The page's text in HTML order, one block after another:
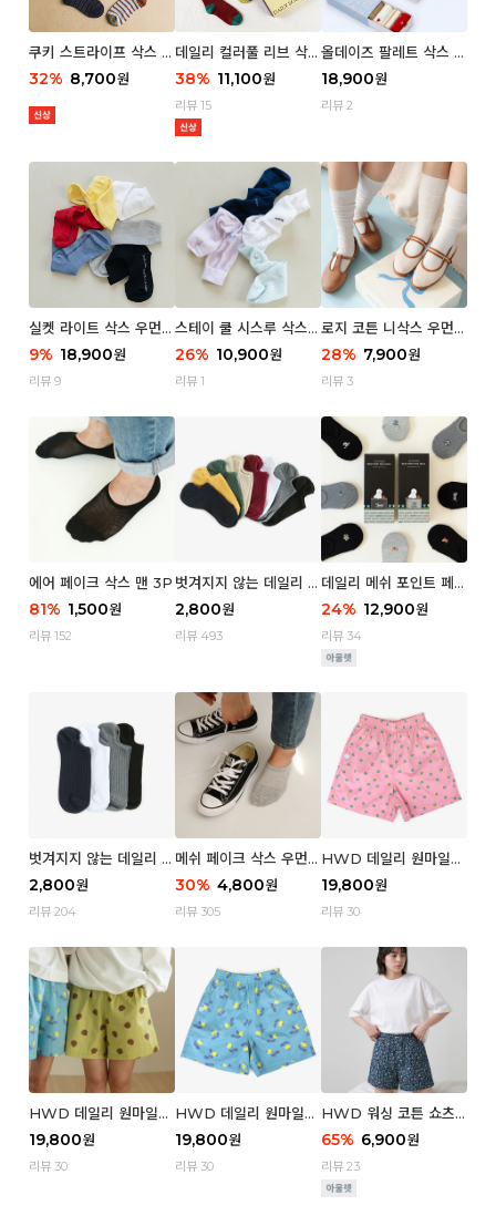
쿠키 스트라이프 삭스 우
먼 2P
32% 8,700원
데일리 컬러풀 리브 삭스
우먼 3P 세트
38% 11,100원
리뷰 15
올데이즈 팔레트 삭스 우
먼 5P
18,900원
리뷰 2
실켓 라이트 삭스 우먼 3
P
9% 18,900원
리뷰 9
스테이 쿨 시스루 삭스
우먼 2P
26% 10,900원
리뷰 1
로지 코튼 니삭스 우먼 1
P
28% 7,900원
리뷰 3
에어 페이크 삭스 맨 3P
81% 1,500원
리뷰 152
벗겨지지 않는 데일리 페
이크 삭스 (우먼)
2,800원
리뷰 493
데일리 메쉬 포인트 페이
크 삭스 우먼 4P
24% 12,900원
리뷰 34
벗겨지지 않는 데일리 페
이크 삭스 (맨)
2,800원
리뷰 204
메쉬 페이크 삭스 우먼 3
P
30% 4,800원
리뷰 305
HWD 데일리 원마일
쇼츠 - 04 Aroma (우
먼)
19,800원
리뷰 30
HWD 데일리 원마일
쇼츠 - 03 Poodle (우
먼)
19,800원
리뷰 30
HWD 데일리 원마일
쇼츠 - 02 Chouchou
(우먼)
19,800원
리뷰 30
HWD 워싱 코튼 쇼츠
(우먼) - 03 Berry tre
e
65% 6,900원
리뷰 23